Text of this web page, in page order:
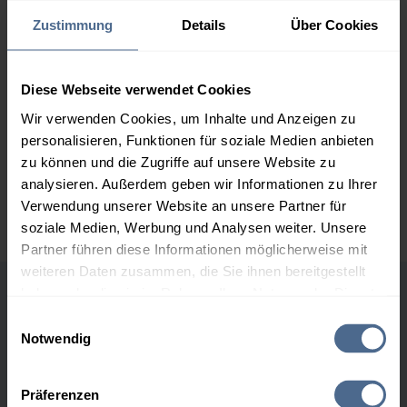
Zustimmung Details Über Cookies
Diese Webseite verwendet Cookies
Wir verwenden Cookies, um Inhalte und Anzeigen zu
personalisieren, Funktionen für soziale Medien anbieten
zu können und die Zugriffe auf unsere Website zu
analysieren. Außerdem geben wir Informationen zu Ihrer
Verwendung unserer Website an unsere Partner für
soziale Medien, Werbung und Analysen weiter. Unsere
Partner führen diese Informationen möglicherweise mit
weiteren Daten zusammen, die Sie ihnen bereitgestellt
Notwendig
Präferenzen
2.000 Liter 0,00 €
158,21 €
5.000 Liter
156,70 €
0,00 €
Preise für Heizöl in Standardqualität nach Ö-Norm C 1109 in € / 100
Liter inkl. MwSt. und Lieferung bei einer Lieferstelle.
Heizölpreise in Gollrad